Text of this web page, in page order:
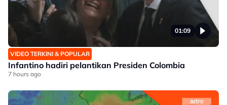
01:09
VIDEO TERKINI & POPULAR
Infantino hadiri pelantikan Presiden Colombia
7 hours ago